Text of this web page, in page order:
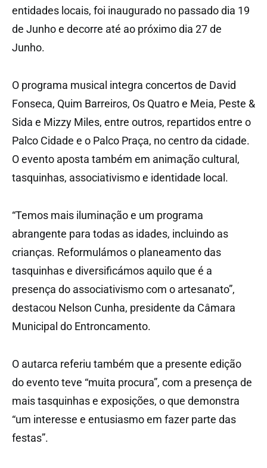
entidades locais, foi inaugurado no passado dia 19
de Junho e decorre até ao próximo dia 27 de
Junho.
O programa musical integra concertos de David
Fonseca, Quim Barreiros, Os Quatro e Meia, Peste &
Sida e Mizzy Miles, entre outros, repartidos entre o
Palco Cidade e o Palco Praça, no centro da cidade.
O evento aposta também em animação cultural,
tasquinhas, associativismo e identidade local.
“Temos mais iluminação e um programa
abrangente para todas as idades, incluindo as
crianças. Reformulámos o planeamento das
tasquinhas e diversificámos aquilo que é a
presença do associativismo com o artesanato”,
destacou Nelson Cunha, presidente da Câmara
Municipal do Entroncamento.
O autarca referiu também que a presente edição
do evento teve “muita procura”, com a presença de
mais tasquinhas e exposições, o que demonstra
“um interesse e entusiasmo em fazer parte das
festas”.